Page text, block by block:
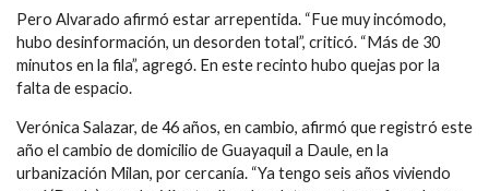
Pero Alvarado afirmó estar arrepentida. “Fue muy incómodo,
hubo desinformación, un desorden total”, criticó. “Más de 30
minutos en la fila”, agregó. En este recinto hubo quejas por la
falta de espacio.
Verónica Salazar, de 46 años, en cambio, afirmó que registró este
año el cambio de domicilio de Guayaquil a Daule, en la
urbanización Milan, por cercanía. “Ya tengo seis años viviendo